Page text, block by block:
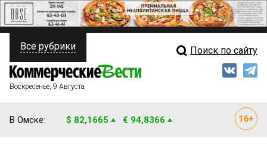
ПОЛИТИКА
ФИНАНСЫ
Свежий выпуск
Все рубрики Поиск по сайту
Воскресенье, 9 Августа
В Омске: $ 82,1665 € 94,8366